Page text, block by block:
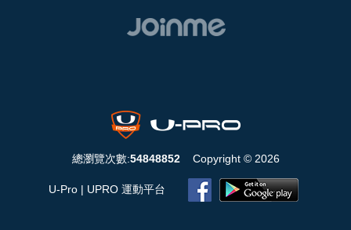
總瀏覽次數:54848852Copyright © 2026
U-Pro | UPRO 運動平台